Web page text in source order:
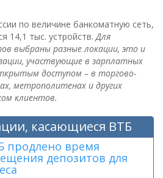
по величине банкоматную сеть,
14,1 тыс. устройств.Для
выбраны разные локации, это и
участвующие в зарплатных
доступом – в торгово-
метрополитенах и других
клиентов.
касающиеся ВТБ
продлено время
депозитов для